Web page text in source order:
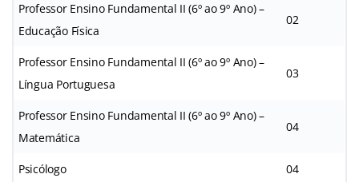
Professor Ensino Fundamental II (6º ao 9º Ano) –
Educação Física
02
Professor Ensino Fundamental II (6º ao 9º Ano) –
Língua Portuguesa
03
Professor Ensino Fundamental II (6º ao 9º Ano) –
Matemática
04
Psicólogo 04